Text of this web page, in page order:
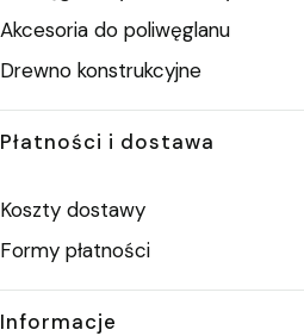
Akcesoria do poliwęglanu
Drewno konstrukcyjne
Płatności i dostawa
Koszty dostawy
Formy płatności
Informacje